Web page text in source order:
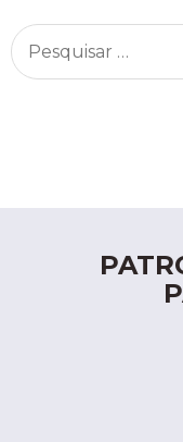
Pesquisar
por: